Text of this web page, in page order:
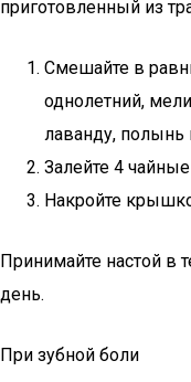
приготовленный из
Смешайте в
однолетний,
лаванду, полынь
Залейте 4
Накройте
Принимайте настой в
день.
При зубной боли